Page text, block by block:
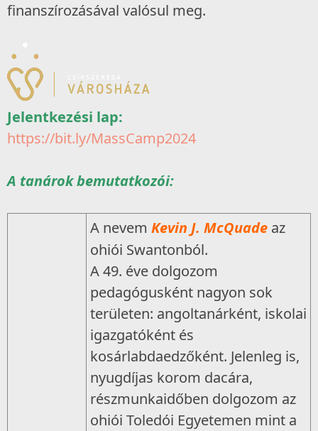
finanszírozásával valósul meg.
Jelentkezési lap:
https://bit.ly/MassCamp2024
A tanárok bemutatkozói:
A nevem Kevin J. McQuade az
ohiói Swantonból.
A 49. éve dolgozom
pedagógusként nagyon sok
területen: angoltanárként, iskolai
igazgatóként és
kosárlabdaedzőként. Jelenleg is,
nyugdíjas korom dacára,
részmunkaidőben dolgozom az
ohiói Toledói Egyetemen mint a